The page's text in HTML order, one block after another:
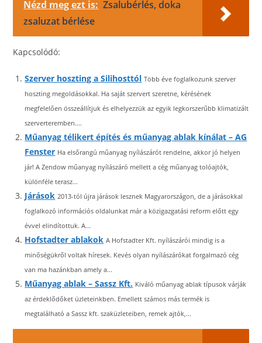
Nézd meg ezt is: Zsalubérlés, doka
zsaluzat bérlése
Kapcsolódó:
Szerver hoszting a Silihosttól Több éve foglalkozunk szerver
hoszting megoldásokkal. Ha saját szervert szeretne, kérésének
megfelelően összeállítjuk és elhelyezzük az egyik legkorszerűbb klimatizált
szerverteremben....
Műanyag télikert építés és műanyag ablak kínálat – AG
Fenster Ha elsőrangú műanyag nyílászárót rendelne, akkor jó helyen
jár! A Zendow műanyag nyílászáró mellett a cég műanyag tolóajtók,
különféle terasz...
Járások 2013-tól újra járások lesznek Magyarországon, de a járásokkal
foglalkozó információs oldalunkat már a közigazgatási reform előtt egy
évvel elindítottuk. A...
Hofstadter ablakok A Hofstadter Kft. nyílászárói mindig is a
minőségükről voltak híresek. Kevés olyan nyílászárókat forgalmazó cég
van ma hazánkban amely a...
Műanyag ablak – Sassz Kft. Kiváló műanyag ablak típusok várják
az érdeklődőket üzleteinkben. Emellett számos más termék is
megtalálható a Sassz kft. szaküzleteiben, remek ajtók,...